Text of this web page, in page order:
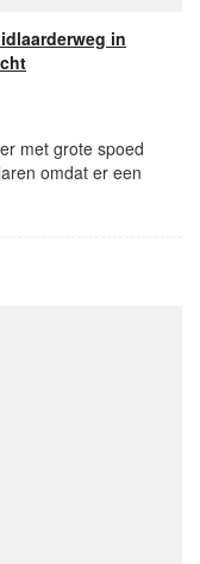
in
met grote spoed
omdat er een